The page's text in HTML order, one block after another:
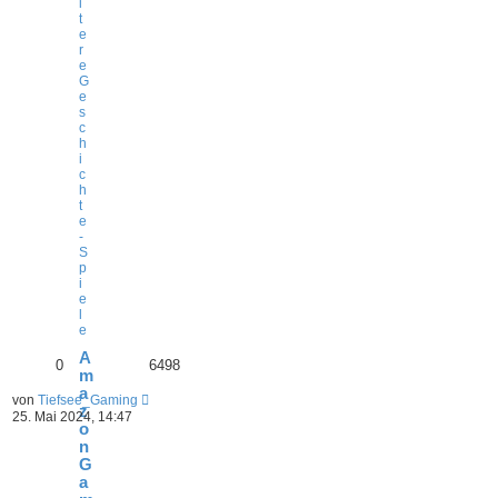
i
t
e
r
e
G
e
s
c
h
i
c
h
t
e
-
S
p
i
e
e
A
m
a
z
o
n
G
a
0 6498
von Tiefsee_Gaming
25. Mai 2024, 14:47